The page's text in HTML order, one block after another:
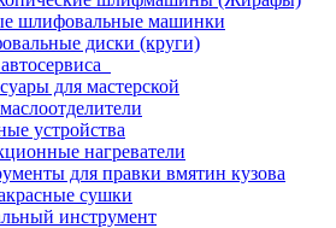
шлифовальные машинки
диски (круги)
для мастерской
устройства
нагреватели
для правки вмятин кузова
сушки
инструмент